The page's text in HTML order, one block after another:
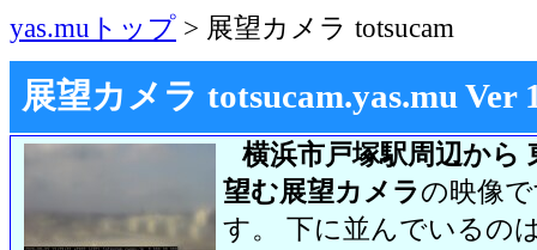
yas.muトップ > 展望カメラ totsucam
展望カメラ totsucam.yas.mu Ver
横浜市戸塚駅周辺から
望む展望カメラの映像
す。 下に並んでいるの